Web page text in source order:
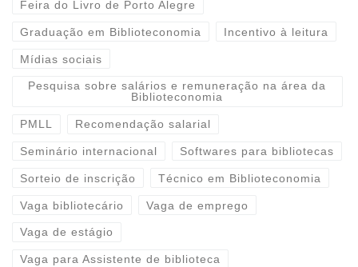
Feira do Livro de Porto Alegre
Graduação em Biblioteconomia Incentivo à leitura
Mídias sociais
Pesquisa sobre salários e remuneração na área da
Biblioteconomia
PMLL Recomendação salarial
Seminário internacional Softwares para bibliotecas
Sorteio de inscrição Técnico em Biblioteconomia
Vaga bibliotecário Vaga de emprego
Vaga de estágio
Vaga para Assistente de biblioteca